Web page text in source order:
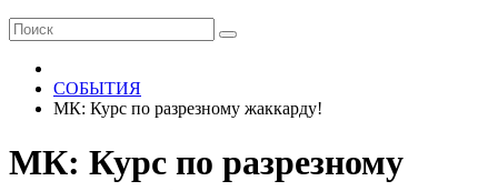
СОБЫТИЯ
МК: Курс по разрезному жаккарду!
МК: Курс по разрезному